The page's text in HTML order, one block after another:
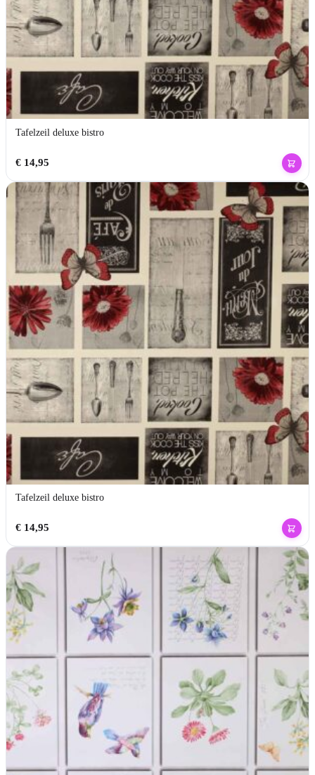
Tafelzeil deluxe bistro
€14,95
Tafelzeil deluxe bistro
€14,95